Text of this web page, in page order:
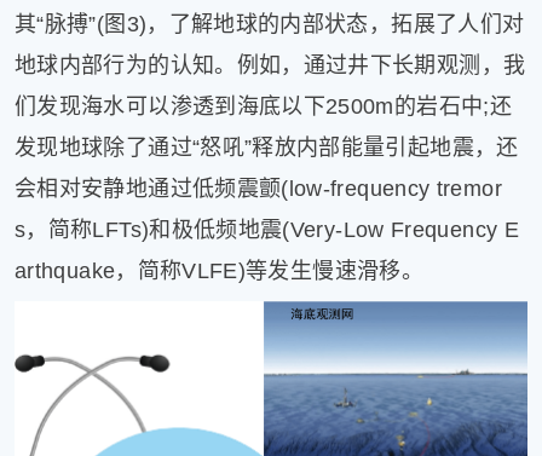
其“脉搏”(图3)，了解地球的内部状态，拓展了人们对
地球内部行为的认知。例如，通过井下长期观测，我
们发现海水可以渗透到海底以下2500m的岩石中;还
发现地球除了通过“怒吼”释放内部能量引起地震，还
会相对安静地通过低频震颤(low-frequency tremor
s，简称LFTs)和极低频地震(Very-Low Frequency E
arthquake，简称VLFE)等发生慢速滑移。